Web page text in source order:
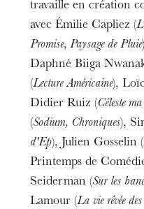
travaille en création
avec Émilie Capliez (
Promise, Paysage de Pluie
Daphné Biiga
(Lecture Américaine),
Didier Ruiz (Céleste
(Sodium, Chroniques),
d'Ep), Julien Gosselin (
Printemps de
Seiderman (Sur les
Lamour (La vie rêvée